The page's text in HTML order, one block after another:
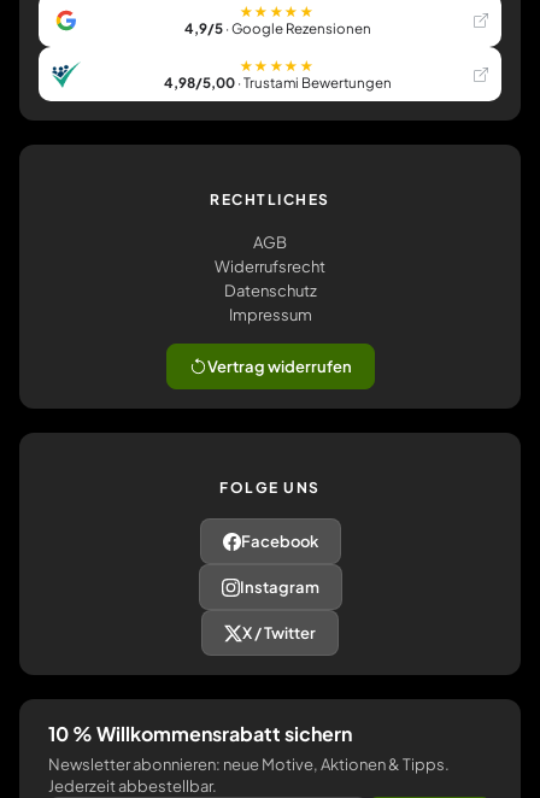
★★★★★
4,9/5· Google Rezensionen
★★★★★
4,98/5,00· Trustami Bewertungen
RECHTLICHES
AGB
Widerrufsrecht
Datenschutz
Impressum
Vertrag widerrufen
FOLGE UNS
Facebook
Instagram
X / Twitter
10 % Willkommensrabatt sichern
Newsletter abonnieren: neue Motive, Aktionen & Tipps.
Jederzeit abbestellbar.